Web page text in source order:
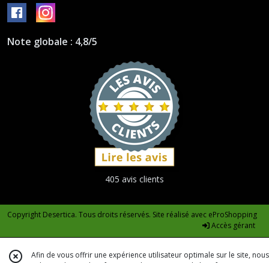
Senecio
(3)
(1)
Afficher
Note globale : 4,8/5
405 avis clients
Copyright Desertica. Tous droits réservés. Site réalisé avec eProShopping
Accès gérant
Afin de vous offrir une expérience utilisateur optimale sur le site, nous